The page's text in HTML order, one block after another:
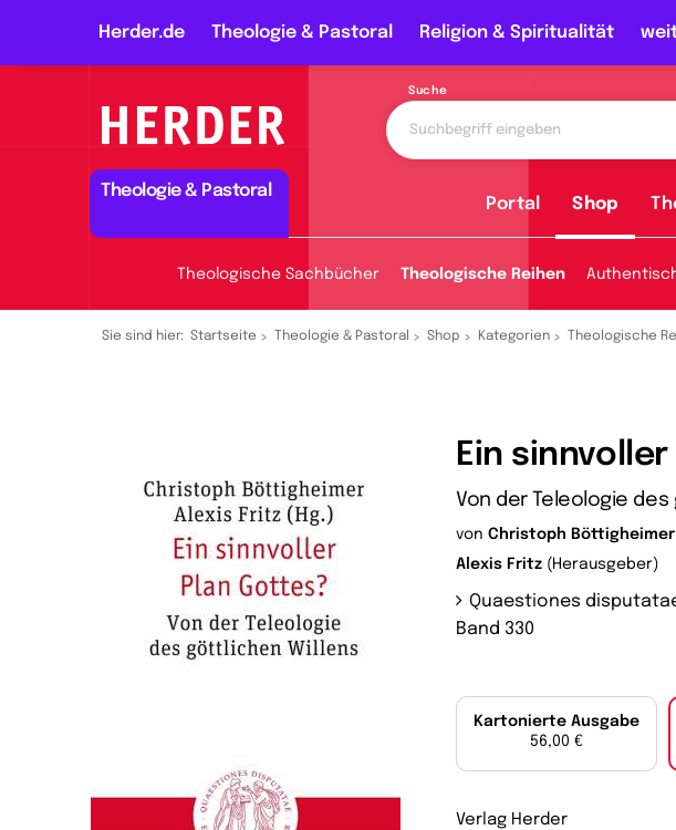
Herder.de Theologie & Pastoral Religion & Spiritualität
Suche
Theologie & Pastoral
Portal Shop
Theologische Sachbücher Theologische Reihen
Sie sind hier: Startseite Theologie & Pastoral Shop Kategorien Theologische
Ein
Von der Teleologie
von Christoph Böttigheimer
Alexis Fritz (Herausgeber)
Quaestiones
Band 330
Kartonierte Ausgabe
56,00 €
Verlag Herder